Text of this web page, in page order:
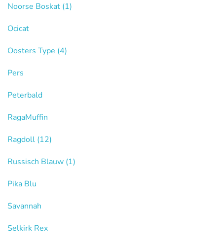
Noorse Boskat (1)
Ocicat
Oosters Type (4)
Pers
Peterbald
RagaMuffin
Ragdoll (12)
Russisch Blauw (1)
Pika Blu
Savannah
Selkirk Rex